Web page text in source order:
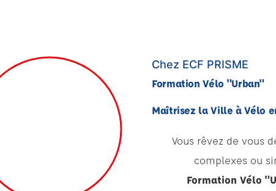
Chez ECF PRISME
Formation Vélo "Urban"
Maîtrisez la Ville à Vélo
Vous rêvez de vous
complexes ou
Formation Vélo